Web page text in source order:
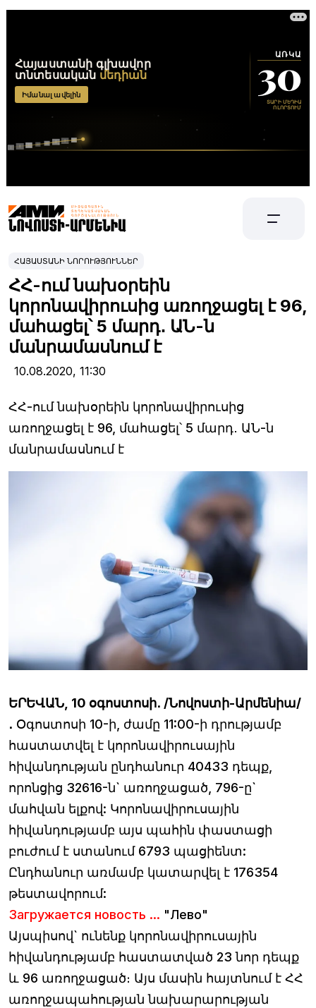
ՀԱՅԱՍՏԱՆԻ ՆՈՐՈՒԹՅՈՒՆՆԵՐ
ՀՀ-ում նախօրեին
կորոնավիրուսից առողջացել է 96,
մահացել՝ 5 մարդ․ ԱՆ-ն
մանրամասնում է
10.08.2020, 11:30
ՀՀ-ում նախօրեին կորոնավիրուսից
առողջացել է 96, մահացել՝ 5 մարդ․ ԱՆ-ն
մանրամասնում է
ԵՐԵՎԱՆ, 10 օգոստոսի․ /Նովոստի-Արմենիա/
․ Օգոստոսի 10-ի, ժամը 11:00-ի դրությամբ
հաստատվել է կորոնավիրուսային
հիվանդության ընդհանուր 40433 դեպք,
որոնցից 32616-ն` առողջացած, 796-ը`
մահվան ելքով: Կորոնավիրուսային
հիվանդությամբ այս պահին փաստացի
բուժում է ստանում 6793 պացիենտ:
Ընդհանուր առմամբ կատարվել է 176354
թեստավորում:
Загружается новость ... "Лево"
Այսպիսով` ունենք կորոնավիրուսային
հիվանդությամբ հաստատված 23 նոր դեպք
և 96 առողջացած։ Այս մասին հայտնում է ՀՀ
առողջապահության նախարարության